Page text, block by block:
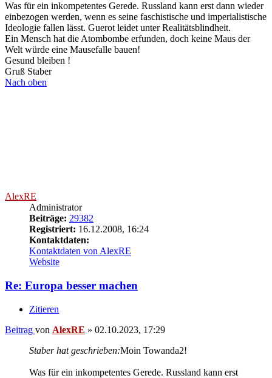
Was für ein inkompetentes Gerede. Russland kann erst dann wieder
einbezogen werden, wenn es seine faschistische und imperialistische
Ideologie fallen lässt. Guerot leidet unter Realitätsblindheit.
Ein Mensch hat die Atombombe erfunden, doch keine Maus der
Welt würde eine Mausefalle bauen!
Gesund bleiben !
Gruß Staber
Nach oben
AlexRE
Administrator
Beiträge: 29382
Registriert: 16.12.2008, 16:24
Kontaktdaten:
Kontaktdaten von AlexRE
Website
Re: Europa besser machen
Zitieren
Beitrag von AlexRE » 02.10.2023, 17:29
Staber hat geschrieben:Moin Towanda2!
Was für ein inkompetentes Gerede. Russland kann erst